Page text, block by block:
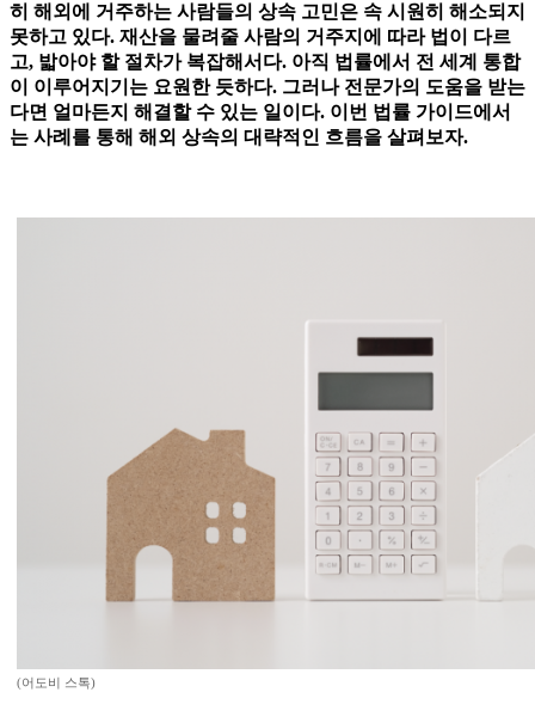
히 해외에 거주하는 사람들의 상속 고민은 속 시원히 해소되지
못하고 있다. 재산을 물려줄 사람의 거주지에 따라 법이 다르
고, 밟아야 할 절차가 복잡해서다. 아직 법률에서 전 세계 통합
이 이루어지기는 요원한 듯하다. 그러나 전문가의 도움을 받는
다면 얼마든지 해결할 수 있는 일이다. 이번 법률 가이드에서
는 사례를 통해 해외 상속의 대략적인 흐름을 살펴보자.
(어도비 스톡)